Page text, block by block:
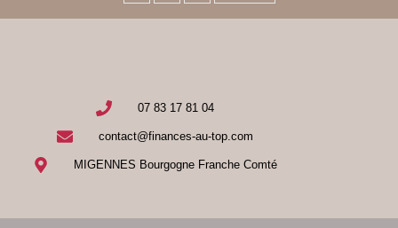
07 83 17 81 04
contact@finances-au-top.com
MIGENNES Bourgogne Franche Comté